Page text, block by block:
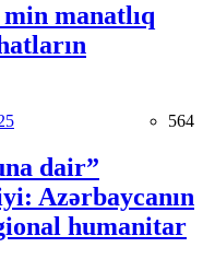
manatlıq
564
dair”
Azərbaycanın
humanitar